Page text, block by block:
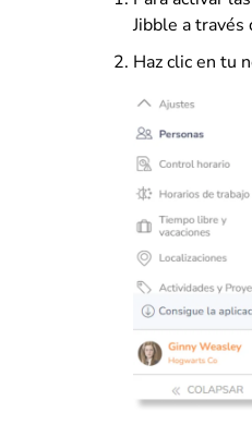
Jibble a
Haz clic en tu